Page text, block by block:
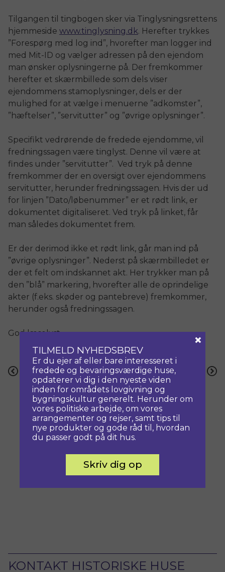
Tilgangen til tingbogen sker via Tinglysningsrettens
hjemmeside www.tinglysning.dk. Herefter trykkes
”Forespørg med log ind”, hvorefter man logger ind
med Mit-ID og vælger adressen på den ejendom
man ønsker oplysningerne på. Der fremkommer
herefter et skærmbillede som dels viser
ejendommens stamoplysninger, dels er der
mulighed for at vælge i menuerne ”adkomster”,
”hæftelser”, ”servitutter” og ”øvrige oplysninger”.
Specifikt vedrørende de fredede ejendomme, vil
fredningssagen være tinglyst. Denne vil være at
findes under ”servitutter”. Ved tryk på denne
fremkommer der en oversigt over ejendommens
servitutter, herunder fredningssagen. Hvis der ud
for linjen ”Dato/løbenummer” er et rødt link, er
dokumentet digitaliseret. Ved tryk på linket, får
man således dokumentet frem.
Er der derimod ikke et rødt link, går man ind på
”øvrige oplysninger”. Nederst på skærmbilledet er
der et felt om indskannet akt. Her trykker man på
den ”blå” markering, hvorefter alle de oprindelige
akter (f.eks. skøder og pantebreve) fremkommer,
herunder også fredningssagen.
God læselyst.
Indlægsnavigation
Forrige
KONTAKT HISTORISKE HUSE
TILMELD NYHEDSBREV
Er du ejer af eller bare interesseret i
fredede og bevaringsværdige huse,
opdaterer vi dig i den nyeste viden
inden for områdets lovgivning og
bygningskultur generelt. Herunder om
vores politiske arbejde, om vores
arrangementer og rejser, samt tips til
nye produkter og gode råd til, hvordan
du passer godt på dit hus.
Skriv dig op
×